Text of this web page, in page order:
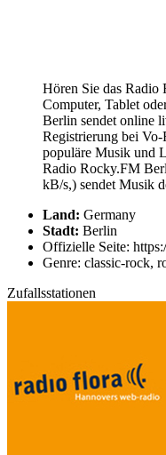
Hören Sie das
Computer, Tablet
Berlin sendet online
Registrierung bei Vo-
populäre Musik und
Radio Rocky.FM
kB/s,) sendet Musik
Land: Germany
Stadt: Berlin
Offizielle Seite:
Genre: classic-rock,
Zufallsstationen